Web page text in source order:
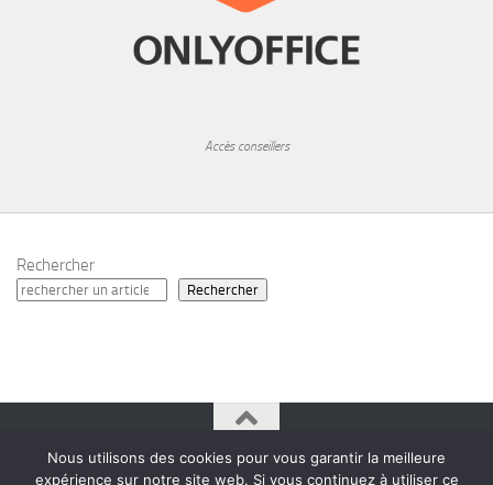
Accès conseillers
Rechercher
Rechercher
Quintigny © 2026. Tous droits réservés. Mentions légales
Nous utilisons des cookies pour vous garantir la meilleure
expérience sur notre site web. Si vous continuez à utiliser ce